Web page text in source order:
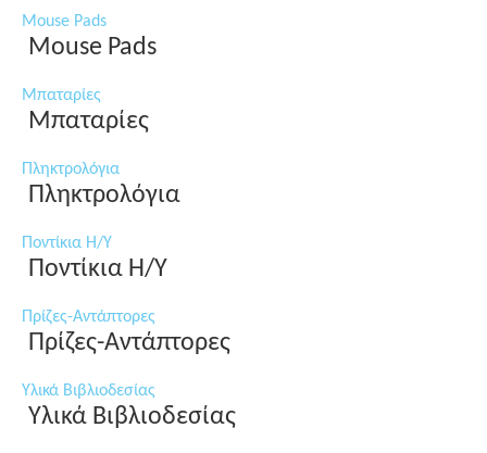
Mouse Pads
Mouse Pads
Μπαταρίες
Μπαταρίες
Πληκτρολόγια
Πληκτρολόγια
Ποντίκια Η/Υ
Ποντίκια Η/Υ
Πρίζες-Αντάπτορες
Πρίζες-Αντάπτορες
Υλικά Βιβλιοδεσίας
Υλικά Βιβλιοδεσίας